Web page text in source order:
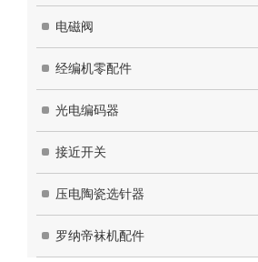
电磁阀
经编机零配件
光电编码器
接近开关
压电陶瓷选针器
罗纳帝袜机配件